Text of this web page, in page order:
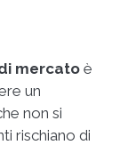
mercato è
un
non si
rischiano di